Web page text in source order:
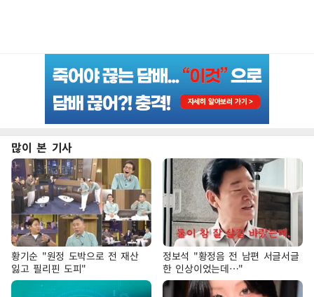
많이 본 기사
황기순 "원정 도박으로 전 재산
잃고 필리핀 도피"
정보석 "황정음 전 남편 서글서글
한 인상이었는데…"